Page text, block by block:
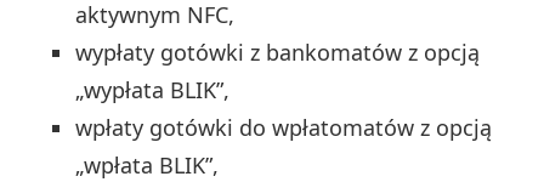
aktywnym NFC,
wypłaty gotówki z bankomatów z opcją
„wypłata BLIK”,
wpłaty gotówki do wpłatomatów z opcją
„wpłata BLIK”,